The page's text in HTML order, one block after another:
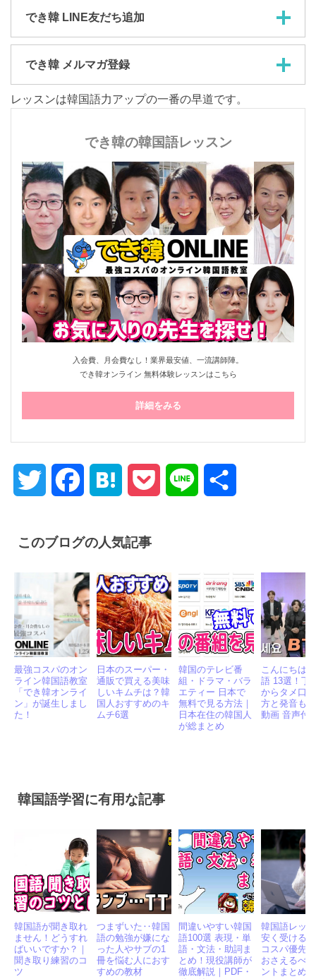
でき韓 LINE友だち追加
でき韓 メルマガ登録
レッスンは韓国語力アップの一番の早道です。
でき韓の韓国語レッスン
入会費、月会費なし！業界最安値、一流講師陣。
でき韓オンライン 無料体験レッスンはこちら
詳細をみる
Twitter FacebookHatena Pocket Line
このブログの人気記事
最強コスパのオン
ライン韓国語教室
「でき韓オンライ
ン」が誕生しまし
た！
日本のスーパー・
通販で買える美味
しいキムチは？韓
国人おすすめのキ
ムチ6選
韓国のテレビ番
組・ドラマ・バラ
エティー 日本で
無料で見る方法｜
日本在住の韓国人
が総まとめ
こんにちは
語 13選！丁
からタメ口
方と発音も
動画 音声付
韓国語学習に有用な記事
韓国語が聞き取れ
ません！どうすれ
ばいいですか？｜
聞き取り練習のコ
ツ
つまずいた‥韓国
語の勉強が嫌にな
った人やサブの1
冊を悩む人におす
すめの教材
間違いやすい韓国
語100選 表現・単
語・文法・助詞ま
とめ！現役講師が
徹底解説｜PDF・
韓国語レッ
安く受ける
コスパ優先
おさえるべ
ントまとめ